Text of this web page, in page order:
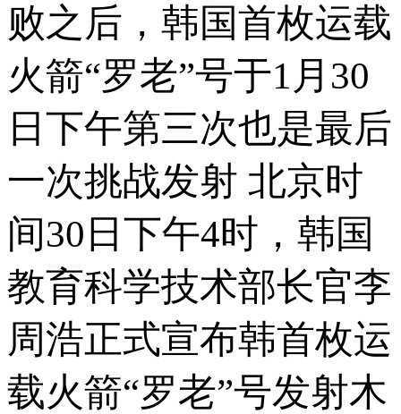
败之后，韩国首枚运载
火箭“罗老”号于1月30
日下午第三次也是最后
一次挑战发射 北京时
间30日下午4时，韩国
教育科学技术部长官李
周浩正式宣布韩首枚运
载火箭“罗老”号发射木